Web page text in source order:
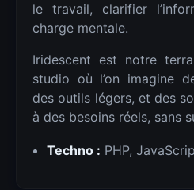
le travail, clarifier
charge mentale.
Iridescent est notre
studio où l’on imagine
des outils légers, et des
à des besoins réels, sans
Techno : PHP,